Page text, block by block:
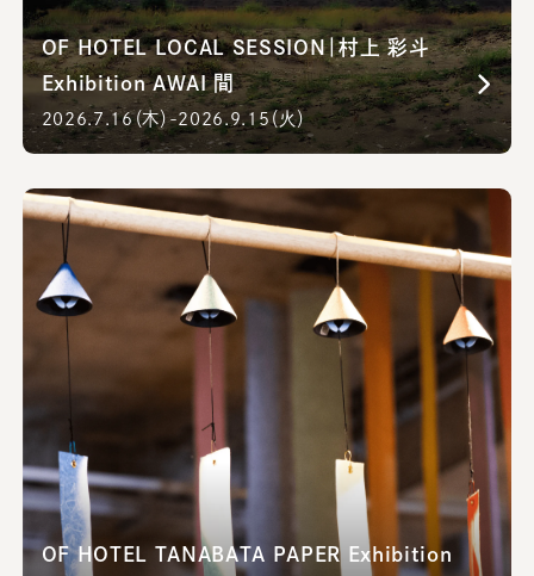
OF HOTEL LOCAL SESSION｜村上 彩斗
Exhibition AWAI 間
2026.7.16（木）-2026.9.15（火）
OF HOTEL TANABATA PAPER Exhibition